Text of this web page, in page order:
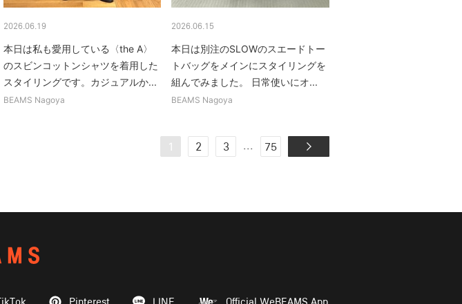
2026.06.19
本日は私も愛用している〈the A〉
のスビンコットンシャツを着用した
スタイリングです。カジュアルか...
BEAMS Nagoya
2026.06.15
本日は別注のSLOWのスエードトー
トバッグをメインにスタイリングを
組んでみました。 日常使いにオ...
BEAMS Nagoya
1 2 3 ... 75